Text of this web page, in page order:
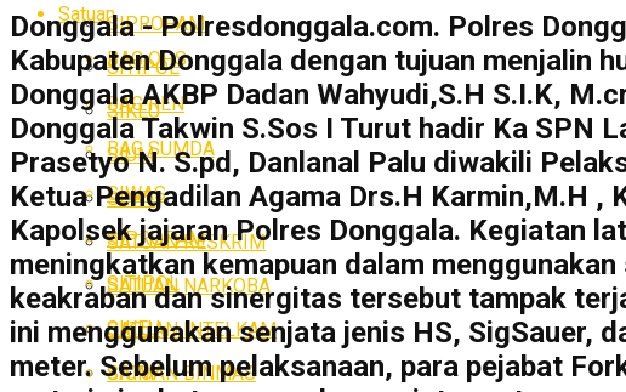
SIPROPAM
SITIPOL
SIKEU
SIUM
SPKT
SATUAN RESKRIM
SATUAN NARKOBA
SATUAN INTELKAM
SATUAN BINMAS
Satuan
BAG OPS
BAG REN
BAG SUMDA
SIWAS
SIPROPAM
SITIPOL
SIKEU
SIUM
Donggala - Polresdonggala.com. Polres
Kabupaten Donggala dengan tujuan menjalin
Donggala AKBP Dadan Wahyudi,S.H S.I.K,
Donggala Takwin S.Sos I Turut hadir Ka SPN
Prasetyo N. S.pd, Danlanal Palu diwakili
Ketua Pengadilan Agama Drs.H Karmin,M.H
Kapolsek jajaran Polres Donggala. Kegiatan
meningkatkan kemapuan dalam
keakraban dan sinergitas tersebut tampak
ini menggunakan senjata jenis HS, SigSauer,
meter. Sebelum pelaksanaan, para pejabat